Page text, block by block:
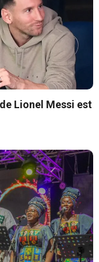
Lionel Messi est
lance les
de lutte
: le taux
%
rend hommage
Noufé